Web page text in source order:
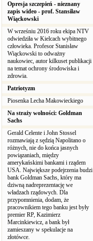
Opresja szczepień - nieznany
zapis wideo - prof. Stansiław
Wiąckowski
W wrześniu 2016 roku ekipa NTV
odwiedziła w Kielcach wybitnego
człowieka. Profesor Stanisław
Wiąckowski to odważny
naukowiec, autor kilkuset publikacji
na temat ochrony środowiska i
zdrowia.
Patriotyzm
Piosenka Lecha Makowieckiego
Na straży wolności: Goldman
Sachs
Gerald Celente i John Stossel
rozmawiają z sędzią Napolitano o
różnych, nie do końca jasnych
powiązaniach, między
amerykańskimi bankami i rządem
USA. Największe podejrzenia budzi
bank Goldman Sachs, który ma
dziwną nadreprezentację we
władzach rządowych. Dla
przypomnienia, dodam, że
pracownikiem tego banku jest były
premier RP, Kazimierz
Marcinkiewicz, a bank był
zamieszany w spekulacje na
złotówce.